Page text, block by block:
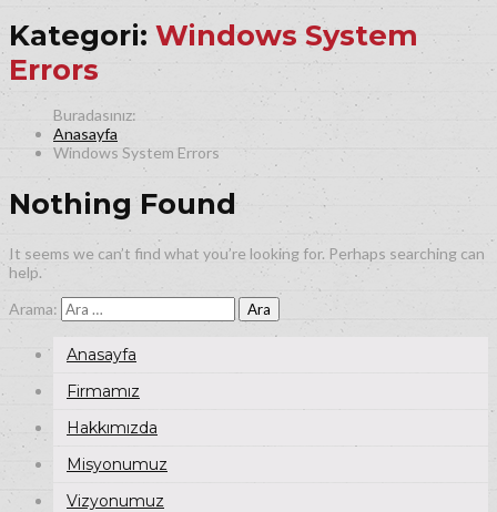
Kategori: Windows System
Errors
Anasayfa
Windows System Errors
Nothing Found
It seems we can’t find what you’re looking for. Perhaps searching can
help.
Arama:
Anasayfa
Firmamız
Hakkımızda
Misyonumuz
Vizyonumuz